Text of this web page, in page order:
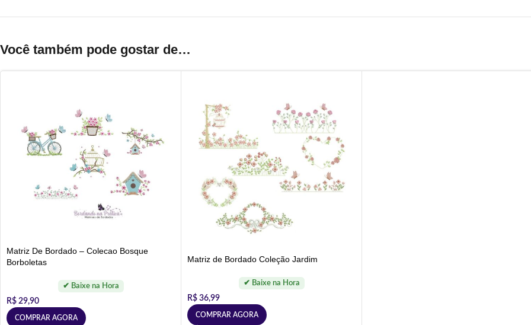
Você também pode gostar de…
Matriz De Bordado – Colecao Bosque
Borboletas
R$ 29,90
COMPRAR AGORA
Matriz de Bordado Coleção Jardim
R$ 36,99
COMPRAR AGORA